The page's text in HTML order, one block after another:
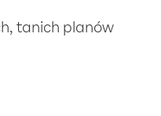
tanich planów